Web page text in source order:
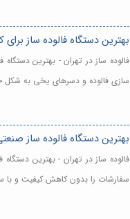
بهترین دستگاه فالوده ساز
فالوده ساز در تهران - بهترین
سازی فالوده و دسرهای یخی به شکل
بهترین دستگاه فالوده ساز
فالوده ساز در تهران - بهترین
سفارشات را بدون کاهش کیفیت و با